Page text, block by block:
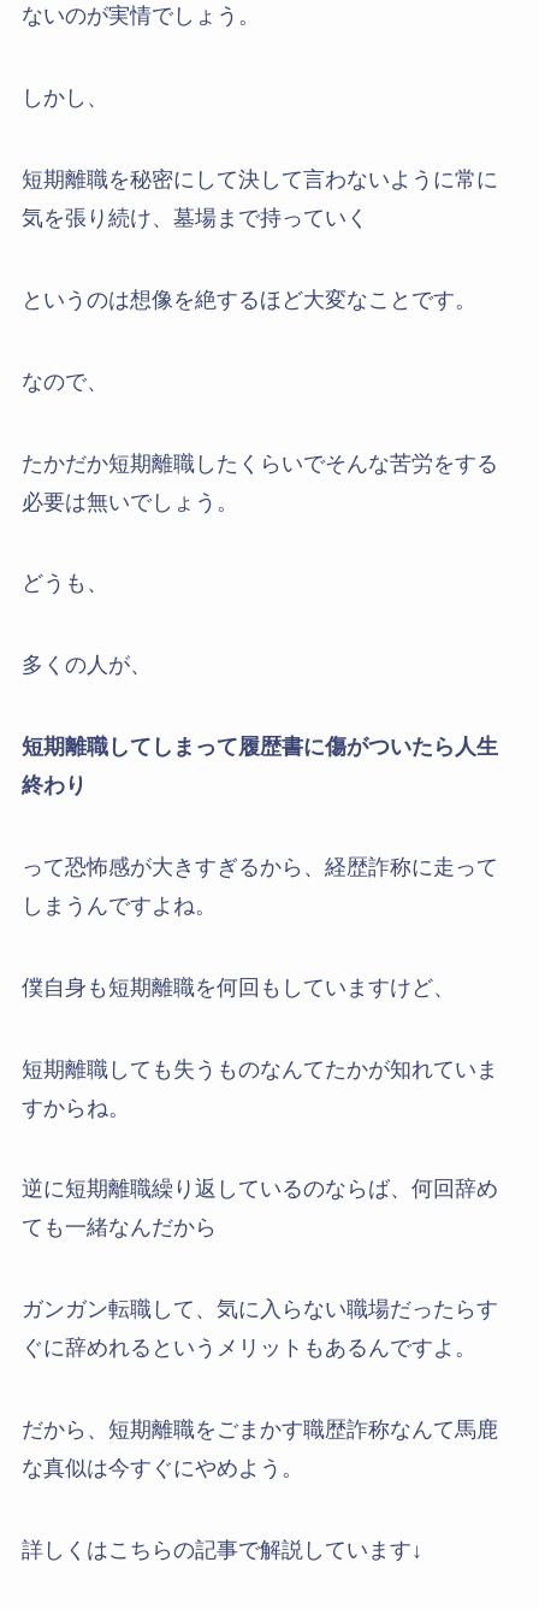
ないのが実情でしょう。
しかし、
短期離職を秘密にして決して言わないように常に
気を張り続け、墓場まで持っていく
というのは想像を絶するほど大変なことです。
なので、
たかだか短期離職したくらいでそんな苦労をする
必要は無いでしょう。
どうも、
多くの人が、
短期離職してしまって履歴書に傷がついたら人生
終わり
って恐怖感が大きすぎるから、経歴詐称に走って
しまうんですよね。
僕自身も短期離職を何回もしていますけど、
短期離職しても失うものなんてたかが知れていま
すからね。
逆に短期離職繰り返しているのならば、何回辞め
ても一緒なんだから
ガンガン転職して、気に入らない職場だったらす
ぐに辞めれるというメリットもあるんですよ。
だから、短期離職をごまかす職歴詐称なんて馬鹿
な真似は今すぐにやめよう。
詳しくはこちらの記事で解説しています↓